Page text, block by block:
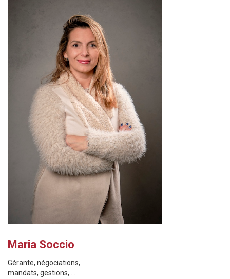
Maria Soccio
Gérante, négociations,
mandats, gestions, ...